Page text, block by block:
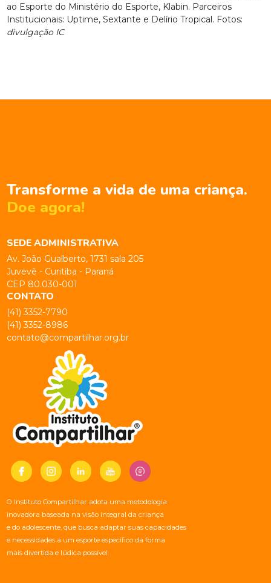
ao Esporte do Ministério do Esporte, Klabin. Parceiros
Institucionais: Uptime, Sextante e Delírio Tropical. Fotos:
divulgação IC
Transforme a vida de uma criança.
Doe agora!
SEDE ADMINISTRATIVA
Av. João Gualberto, 1731 sala 205
Juvevê - Curitiba - Paraná
CEP 80.030-001
CONTATO
(41) 3352-7790
(41) 3352-8986
contato@compartilhar.org.br
O Instituto Compartilhar adota uma metodologia
inovadora baseada na visão integral da criança
e do adolescente, que busca adaptar suas capacidades
e necessidades a um esporte específico da forma
mais divertida e lúdica possível